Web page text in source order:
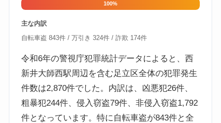
100%
主な内訳
自転車盗 843件 / 万引き 324件 / 詐欺 174件
令和6年の警視庁犯罪統計データによると、西
新井大師西駅周辺を含む足立区全体の犯罪発生
件数は2,870件でした。内訳は、凶悪犯26件、
粗暴犯244件、侵入窃盗79件、非侵入窃盗1,792
件となっています。特に自転車盗が843件と全